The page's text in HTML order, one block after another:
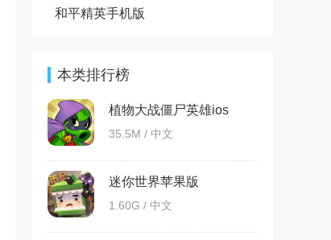
和平精英手机版
本类排行榜
植物大战僵尸英雄ios
35.5M / 中文
迷你世界苹果版
1.60G / 中文